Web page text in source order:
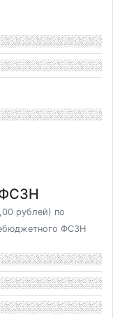
рублей) по
ФСЗН